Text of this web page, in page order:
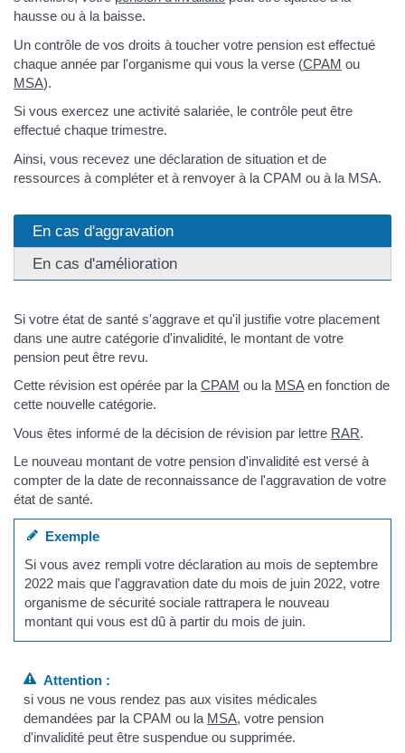
hausse ou à la baisse.
Un contrôle de vos droits à toucher votre pension est effectué
chaque année par l'organisme qui vous la verse (CPAM ou
MSA).
Si vous exercez une activité salariée, le contrôle peut être
effectué chaque trimestre.
Ainsi, vous recevez une déclaration de situation et de
ressources à compléter et à renvoyer à la CPAM ou à la MSA.
En cas d'aggravation
En cas d'amélioration
Si votre état de santé s'aggrave et qu'il justifie votre placement
dans une autre catégorie d'invalidité, le montant de votre
pension peut être revu.
Cette révision est opérée par la CPAM ou la MSAen fonction de
cette nouvelle catégorie.
Vous êtes informé de la décision de révision par lettre RAR.
Le nouveau montant de votre pension d'invalidité est versé à
compter de la date de reconnaissance de l'aggravation de votre
état de santé.
Exemple
Si vous avez rempli votre déclaration au mois de septembre
2022 mais que l'aggravation date du mois de juin 2022, votre
organisme de sécurité sociale rattrapera le nouveau
montant qui vous est dû à partir du mois de juin.
Attention :
si vous ne vous rendez pas aux visites médicales
demandées par la CPAM ou la MSA, votre pension
d'invalidité peut être suspendue ou supprimée.